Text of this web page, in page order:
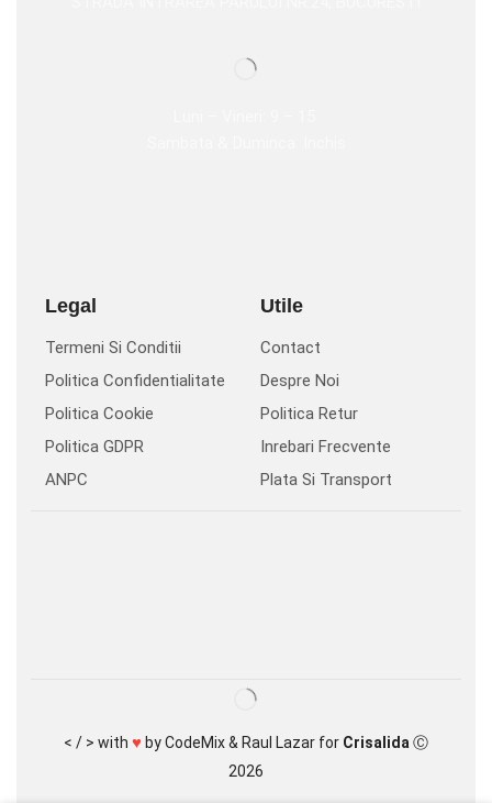
Legal
Termeni Si Conditii
Politica Confidentialitate
Politica Cookie
Politica GDPR
ANPC
Utile
Contact
Despre Noi
Politica Retur
Inrebari Frecvente
Plata Si Transport
< / > with ♥ byCodeMix& Raul Lazar for Crisalida Ⓒ
2026